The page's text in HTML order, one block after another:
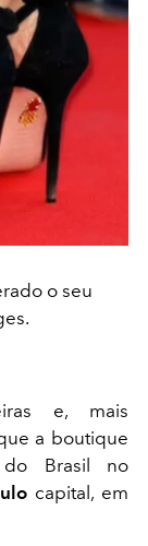
o seu
e, mais
a boutique
do Brasil no
capital, em